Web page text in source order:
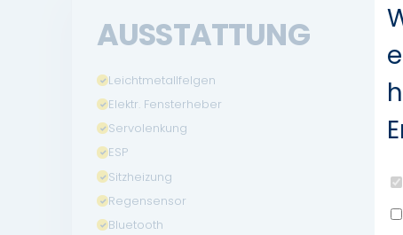
AUSSTATTUNG
Leichtmetallfelgen
Elektr. Fensterheber
Servolenkung
ESP
Sitzheizung
Regensensor
Bluetooth